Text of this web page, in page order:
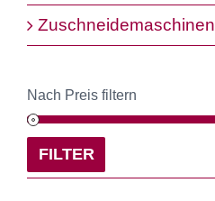
Zuschneidemaschinen
Nach Preis filtern
FILTER